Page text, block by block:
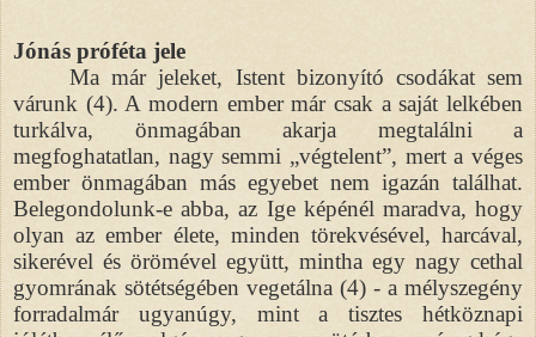
Jónás próféta jele
Ma már jeleket, Istent bizonyító csodákat sem
várunk (4). A modern ember már csak a saját lelkében
turkálva, önmagában akarja megtalálni a
megfoghatatlan, nagy semmi „végtelent”, mert a véges
ember önmagában más egyebet nem igazán találhat.
Belegondolunk-e abba, az Ige képénél maradva, hogy
olyan az ember élete, minden törekvésével, harcával,
sikerével és örömével együtt, mintha egy nagy cethal
gyomrának sötétségében vegetálna (4) - a mélyszegény
forradalmár ugyanúgy, mint a tisztes hétköznapi